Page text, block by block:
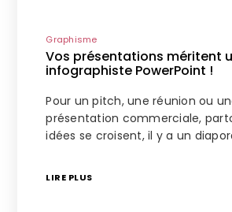
Graphisme
Vos présentations méritent
infographiste PowerPoint !
Pour un pitch, une réunion ou
présentation commerciale,
idées se croisent, il y a un
LIRE PLUS